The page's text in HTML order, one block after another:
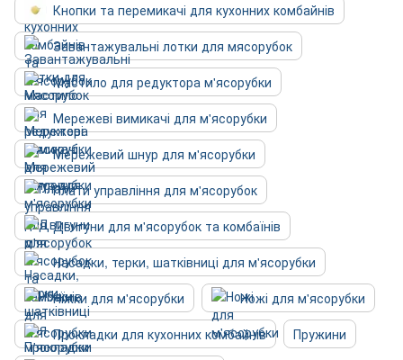
Кнопки та перемикачі для кухонних комбайнів
Завантажувальні лотки для мясорубок
Мастило для редуктора м'ясорубки
Мережеві вимикачі для м'ясорубки
Мережевий шнур для м'ясорубки
Плати управління для м'ясорубок
Двигуни для м'ясорубок та комбаїнів
Насадки, терки, шатківниці для м'ясорубки
Ніжки для м'ясорубки
Ножі для м'ясорубки
Прокладки для кухонних комбайнів
Пружини